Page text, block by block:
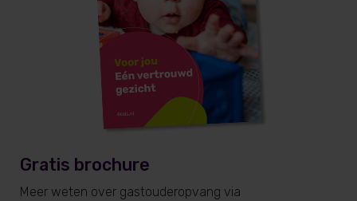
Gratis brochure
Meer weten over gastouderopvang via